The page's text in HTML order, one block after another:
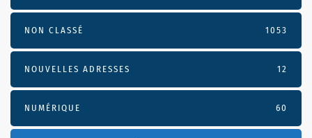
NON CLASSÉ 1053
NOUVELLES ADRESSES 12
NUMÉRIQUE 60